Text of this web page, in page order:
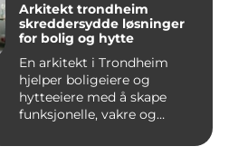
Arkitekt trondheim
skreddersydde løsninger
for bolig og hytte
En arkitekt i Trondheim
hjelper boligeiere og
hytteeiere med å skape
funksjonelle, vakre og